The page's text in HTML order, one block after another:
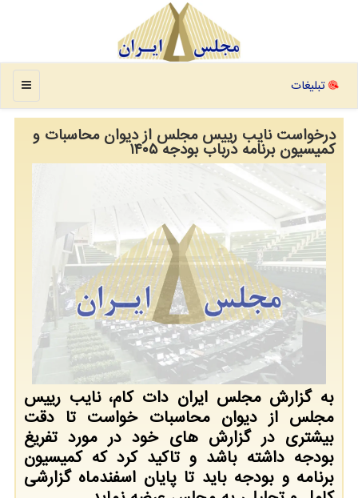
منو تبلیغات
درخواست نایب رییس مجلس از دیوان محاسبات و
کمیسیون برنامه درباب بودجه ۱۴۰۵
به گزارش مجلس ایران دات کام، نایب رییس
مجلس از دیوان محاسبات خواست تا دقت
بیشتری در گزارش های خود در مورد تفریغ
بودجه داشته باشد و تاکید کرد که کمیسیون
برنامه و بودجه باید تا پایان اسفندماه گزارشی